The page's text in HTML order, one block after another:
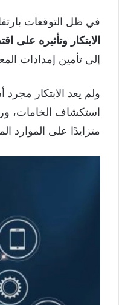
في ظل التوقعات بارتفاع الطلب
الابتكار وتأثيره على
إلى تأمين إمدادات
ولم يعد الابتكار
استكشاف الخامات،
متزايدًا على الموارد